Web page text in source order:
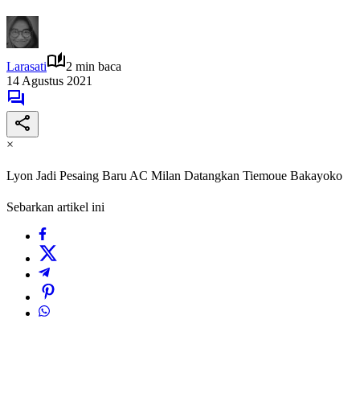
Larasati
2 min baca
14 Agustus 2021
×
Lyon Jadi Pesaing Baru AC Milan Datangkan Tiemoue Bakayoko
Sebarkan artikel ini